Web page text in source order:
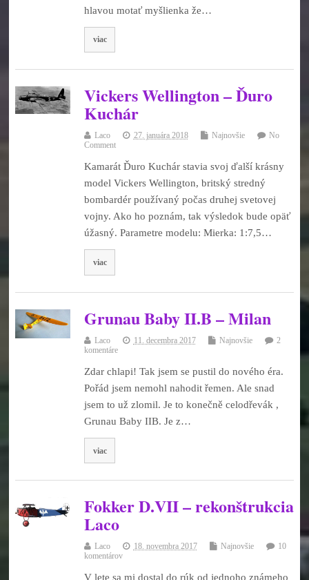
hlavou motať myšlienka že…
viac
Vickers Wellington – Ďuro
Kuchár
Laco 27. januára 2018 Najnovšie
No
Comment
Kamarát Ďuro Kuchár stavia svoj ďalší krásny
model Vickers Wellington, britský stredný
bombardér používaný počas druhej svetovej
vojny. Ako ho poznám, tak výsledok bude opäť
úžasný. Parametre modelu: Mierka: 1:7,5…
viac
Grunau Baby II.B – Milan
Laco 11. decembra 2017 Najnovšie
2
komentáre
Zdar chlapi! Tak jsem se pustil do nového éra.
Pořád jsem nemohl nahodit řemen. Ale snad
jsem to už zlomil. Je to konečně celodřevák ,
Grunau Baby IIB. Je z…
viac
Fokker D.VII – rekonštrukcia
Laco
Laco 18. novembra 2017 Najnovšie
10
komentárov
V lete sa mi dostal do rúk od jednoho známeho